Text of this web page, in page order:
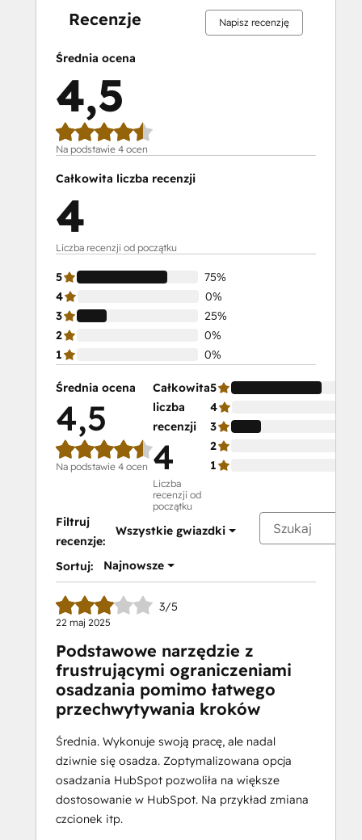
Recenzje Napisz recenzję
Średnia ocena
4,5
Na podstawie 4 ocen
Całkowita liczba recenzji
4
Liczba recenzji od początku
5
75%
4
0%
3
25%
2
0%
1
0%
Średnia ocena
4,5
Na podstawie 4 ocen
Całkowita
liczba
recenzji
4
Liczba
recenzji od
początku
5
4
3
2
1
Filtruj
recenzje:
Wszystkie gwiazdki
Sortuj: Najnowsze
3/5
22 maj 2025
Podstawowe narzędzie z
frustrującymi ograniczeniami
osadzania pomimo łatwego
przechwytywania kroków
Średnia. Wykonuje swoją pracę, ale nadal
dziwnie się osadza. Zoptymalizowana opcja
osadzania HubSpot pozwoliła na większe
dostosowanie w HubSpot. Na przykład zmiana
czcionek itp.